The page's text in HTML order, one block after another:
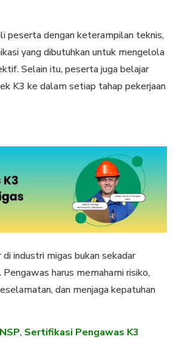
peserta dengan keterampilan teknis,
yang dibutuhkan untuk mengelola
Selain itu, peserta juga belajar
K3 ke dalam setiap tahap pekerjaan
industri migas bukan sekadar
harus memahami risiko,
dan menjaga kepatuhan
, Sertifikasi Pengawas K3